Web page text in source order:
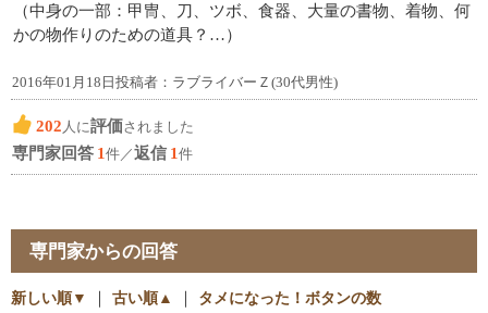
（中身の一部：甲冑、刀、ツボ、食器、大量の書物、着物、何
かの物作りのための道具？…）
2016年01月18日投稿者：ラブライバーＺ(30代男性)
202 人に評価されました
専門家回答 1件／返信 1件
専門家からの回答
新しい順▼ ｜ 古い順▲ ｜ タメになった！ボタンの数